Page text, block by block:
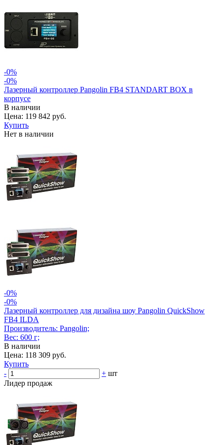
-0%
-0%
Лазерный контроллер Pangolin FB4 STANDART BOX в
корпусе
В наличии
Цена: 119 842 руб.
Купить
Нет в наличии
-0%
-0%
Лазерный контроллер для дизайна шоу Pangolin QuickShow
FB4 ILDA
Производитель: Pangolin;
Вес: 600 г;
В наличии
Цена: 118 309 руб.
Купить
-
+ шт
Лидер продаж